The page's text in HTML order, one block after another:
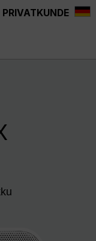
PRIVATKUNDE